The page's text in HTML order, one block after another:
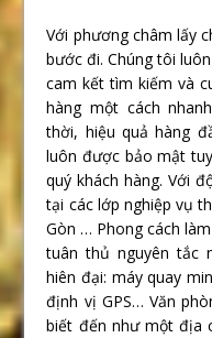
Với phương châm lấy
bước đi. Chúng tôi
cam kết tìm kiếm và
hàng một cách
thời, hiệu quả hàng
luôn được bảo mật
quý khách hàng. Với
tại các lớp nghiệp vụ
Gòn … Phong cách
tuân thủ nguyên tắc
hiên đại: máy quay
định vị GPS… Văn
biết đến như một địa